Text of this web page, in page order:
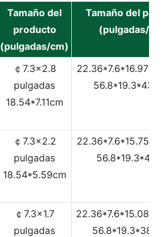
Tamaño del
producto
(pulgadas/cm)
Tamaño del
(pulgadas/
￠7.3x2.8
pulgadas
18.54*7.11cm
￠7.3x2.2
pulgadas
18.54*5.59cm
￠7.3x1.7
pulgadas